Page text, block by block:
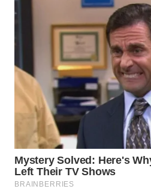
WN
KALSEL
WN
KALTIM
WN
SULSEL